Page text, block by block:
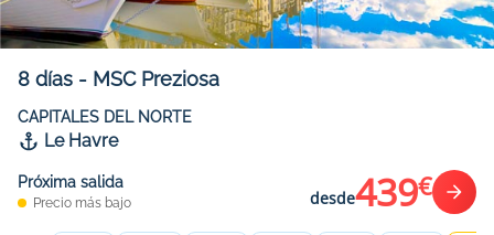
8 días - MSC Preziosa
CAPITALES DEL NORTE
Le Havre
Próxima salida
Precio más bajo desde439€